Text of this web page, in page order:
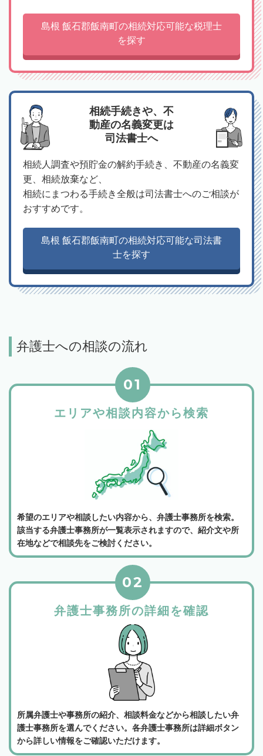
島根 飯石郡飯南町の相続対応可能な税理士
を探す
相続手続きや、不
動産の名義変更は
司法書士へ
相続人調査や預貯金の解約手続き、不動産の名義変
更、相続放棄など、
相続にまつわる手続き全般は司法書士へのご相談が
おすすめです。
島根 飯石郡飯南町の相続対応可能な司法書
士を探す
弁護士への相談の流れ
エリアや相談内容から検索
01
希望のエリアや相談したい内容から、弁護士事務所を検索。
該当する弁護士事務所が一覧表示されますので、紹介文や所
在地などで相談先をご検討ください。
弁護士事務所の詳細を確認
02
所属弁護士や事務所の紹介、相談料金などから相談したい弁
護士事務所を選んでください。各弁護士事務所は詳細ボタン
から詳しい情報をご確認いただけます。